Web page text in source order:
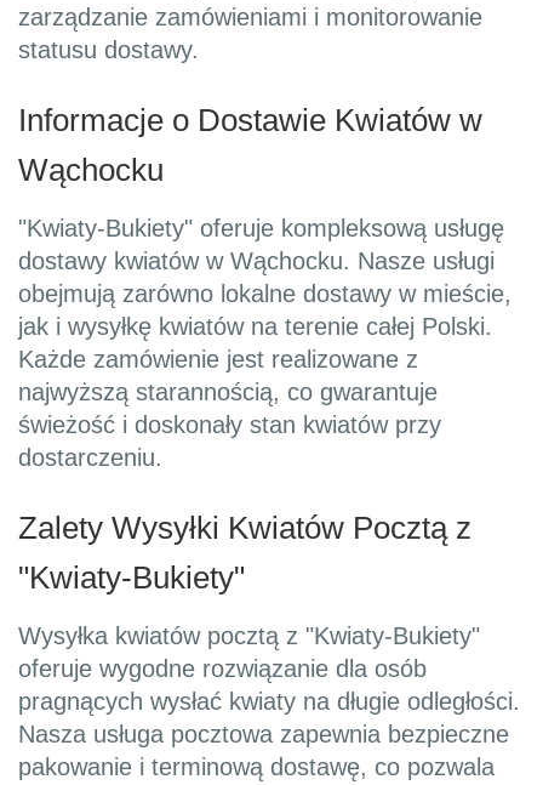
zarządzanie zamówieniami i monitorowanie
statusu dostawy.
Informacje o Dostawie Kwiatów w
Wąchocku
"Kwiaty-Bukiety" oferuje kompleksową usługę
dostawy kwiatów w Wąchocku. Nasze usługi
obejmują zarówno lokalne dostawy w mieście,
jak i wysyłkę kwiatów na terenie całej Polski.
Każde zamówienie jest realizowane z
najwyższą starannością, co gwarantuje
świeżość i doskonały stan kwiatów przy
dostarczeniu.
Zalety Wysyłki Kwiatów Pocztą z
"Kwiaty-Bukiety"
Wysyłka kwiatów pocztą z "Kwiaty-Bukiety"
oferuje wygodne rozwiązanie dla osób
pragnących wysłać kwiaty na długie odległości.
Nasza usługa pocztowa zapewnia bezpieczne
pakowanie i terminową dostawę, co pozwala